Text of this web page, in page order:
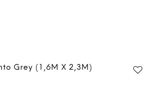
Grey (1,6M X 2,3M)